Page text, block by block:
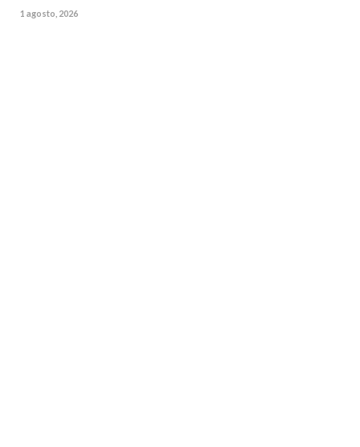
1 agosto, 2026